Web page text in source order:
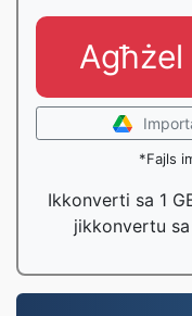
*Fajls
Ikkonverti sa 1
jikkonvertu